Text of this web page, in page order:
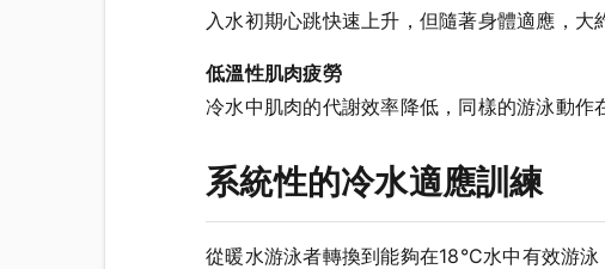
入水初期心跳快速上升，但隨著身體適應，大
低溫性肌肉疲勞
冷水中肌肉的代謝效率降低，同樣的游泳動作
系統性的冷水適應訓練
從暖水游泳者轉換到能夠在18°C水中有效游泳